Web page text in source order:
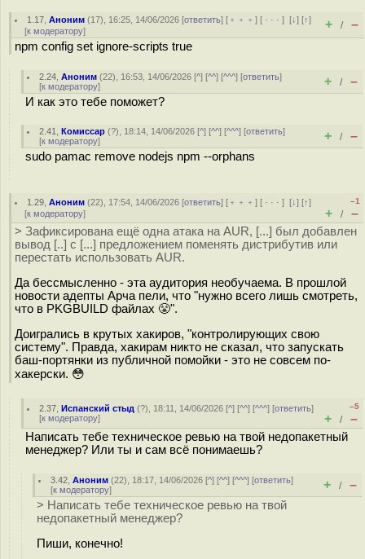
1.17 ,Аноним (17), 16:25, 14/06/2026 [ответить] [ ﹢﹢﹢] [ · · ·][↓] [↑]
[к модератору] + / –
npm config set ignore-scripts true
2.24 ,Аноним (22), 16:53, 14/06/2026 [^] [^^] [^^^] [ответить]
[к модератору] + / –
И как это тебе поможет?
2.41 ,Комиссар (?), 18:14, 14/06/2026 [^] [^^] [^^^] [ответить]
[к модератору] + / –
sudo pamac remove nodejs npm --orphans
1.29 ,Аноним (22), 17:54, 14/06/2026 [ответить] [ ﹢﹢﹢] [ · · ·][↓] [↑]
[к модератору]
–1
+ / –
> Зафиксирована ещё одна атака на AUR, [...] был добавлен
вывод [..] с [...] предложением поменять дистрибутив или
перестать использовать AUR.
Да бессмысленно - эта аудитория необучаема. В прошлой
новости адепты Арча пели, что "нужно всего лишь смотреть,
что в PKGBUILD файлах 😤".
Доигрались в крутых хакиров, "контролирующих свою
систему". Правда, хакирам никто не сказал, что запускать
баш-портянки из публичной помойки - это не совсем по-
хакерски. 😳
2.37 ,Испанский стыд (?), 18:11, 14/06/2026 [^] [^^] [^^^] [ответить]
[к модератору]
–5
+ / –
Написать тебе техническое ревью на твой недопакетный
менеджер? Или ты и сам всё понимаешь?
3.42 ,Аноним (22), 18:17, 14/06/2026 [^] [^^] [^^^] [ответить]
[к модератору] + / –
> Написать тебе техническое ревью на твой
недопакетный менеджер?
Пиши, конечно!